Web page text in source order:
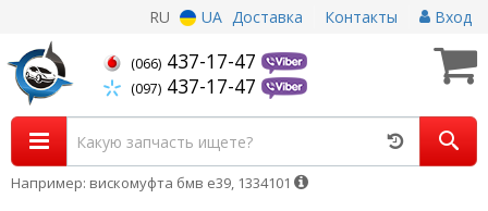
RU UA Доставка Контакты Вход
(066) 437-17-47
(097) 437-17-47
Например: вискомуфта бмв е39, 1334101